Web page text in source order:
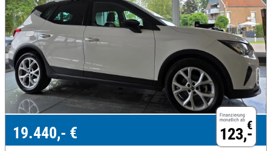
Finanzierung
monatlich ab €
123,-
19.440,- €